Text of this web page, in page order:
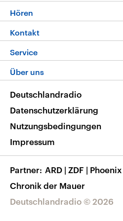
Programm
Die Nachrichten
Nachrichtenleicht
Neue Beiträge auf dlf.de
Hören
Livestream
Podcasts
Deutschlandfunk App
Nachrichten App
Frequenzen
Kontakt
Hörerservice
Service
FAQ
Veranstaltungen
Musikliste
RSS
Über uns
Barrierefreiheit
Deutschlandradio © 2026
Deutschlandradio
Datenschutzerklärung
Nutzungsbedingungen
Impressum
Partner ARD | ZDF | Phoenix
Chronik der Mauer